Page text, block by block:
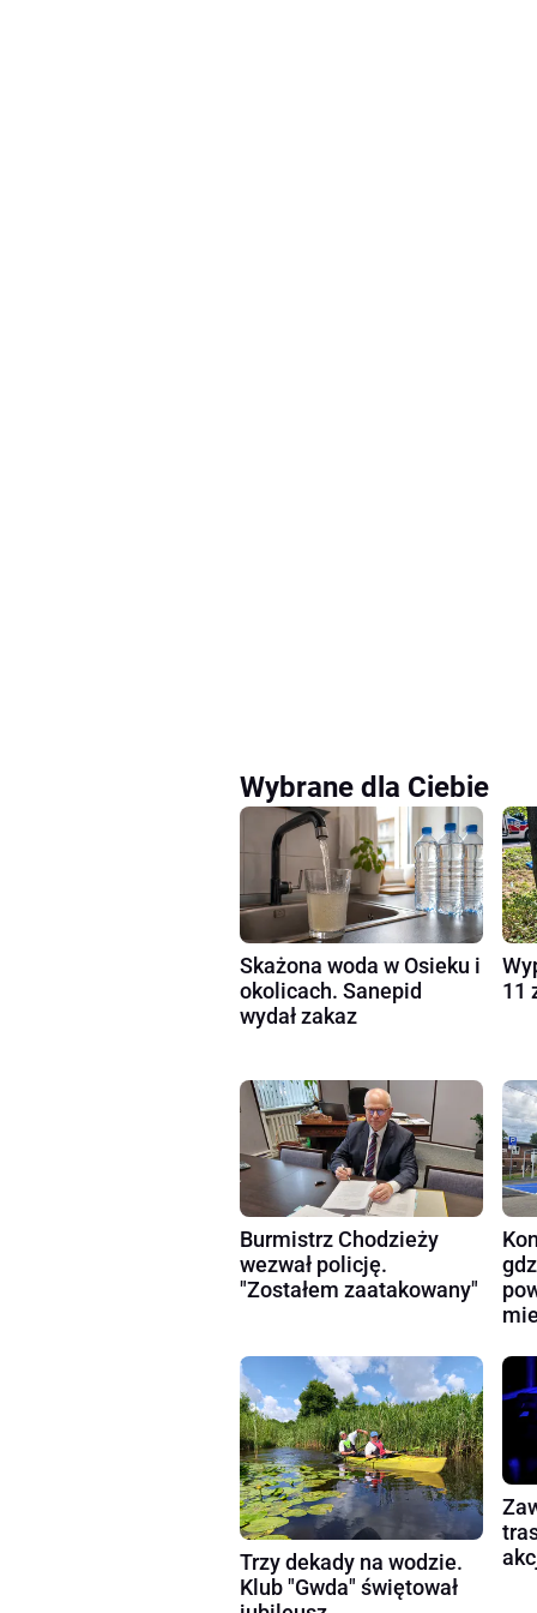
Wybrane dla Ciebie
Skażona woda w Osieku i
okolicach. Sanepid
wydał zakaz
11
Burmistrz Chodzieży
wezwał policję.
"Zostałem zaatakowany"
Trzy dekady na wodzie.
Klub "Gwda" świętował